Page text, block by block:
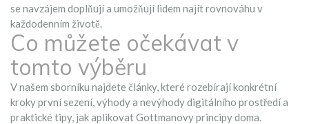
se navzájem doplňují a umožňují lidem najít rovnováhu v
každodenním životě.
Co můžete očekávat v
tomto výběru
V našem sborníku najdete články, které rozebírají konkrétní
kroky první sezení, výhody a nevýhody digitálního prostředí a
praktické tipy, jak aplikovat Gottmanovy principy doma.